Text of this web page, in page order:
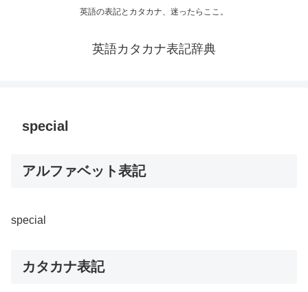
英語の表記とカタカナ、迷ったらここ。
英語カタカナ表記辞典
special
アルファベット表記
special
カタカナ表記